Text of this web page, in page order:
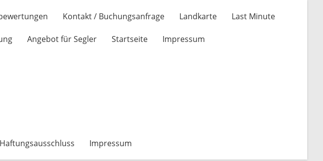
Kontakt / Buchungsanfrage Landkarte Last Minute
Angebot für Segler Startseite Impressum
Haftungsausschluss Impressum